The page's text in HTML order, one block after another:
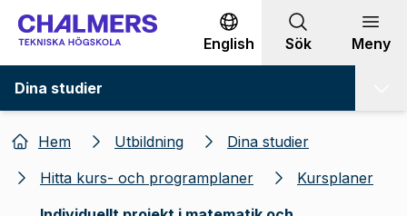
Gå till innehållet
English Sök Meny
Dina studier
Hem Utbildning
Dina studier
Hitta kurs- och programplaner
Kursplaner